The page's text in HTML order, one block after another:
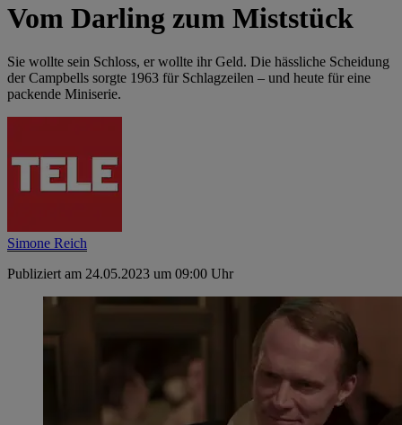
Vom Darling zum Miststück
Sie wollte sein Schloss, er wollte ihr Geld. Die hässliche Scheidung
der Campbells sorgte 1963 für Schlagzeilen – und heute für eine
packende Miniserie.
Simone Reich
Publiziert am 24.05.2023 um 09:00 Uhr